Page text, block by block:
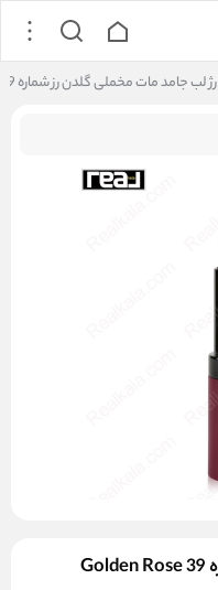
رژ لب جامد مات مخملی گلدن رز شماره 39 Golden Rose Velvet Matte Lipstick
رژ لب جامد مات مخملی گلدن رز شماره 39 Golden Rose